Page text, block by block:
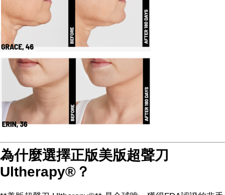
為什麼選擇正版美版超聲刀
Ultherapy®？